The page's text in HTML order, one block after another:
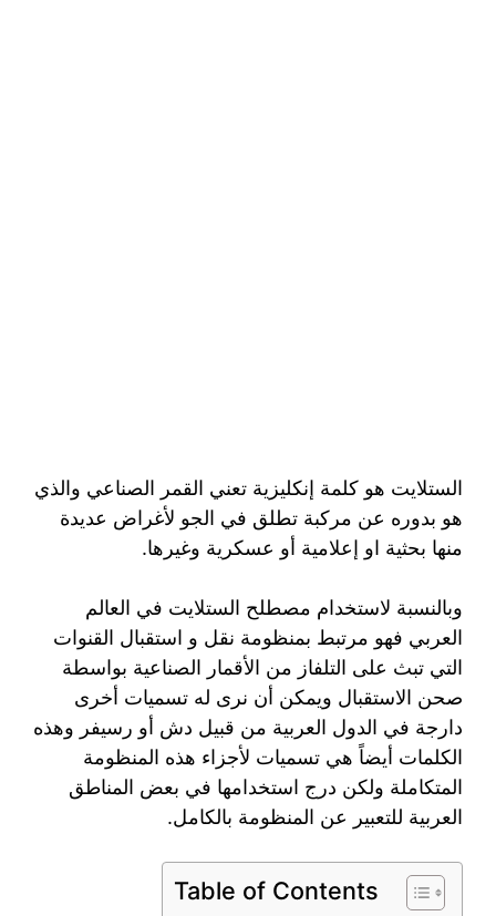
الستلايت هو كلمة إنكليزية تعني القمر الصناعي والذي
هو بدوره عن مركبة تطلق في الجو لأغراض عديدة
منها بحثية او إعلامية أو عسكرية وغيرها.
وبالنسبة لاستخدام مصطلح الستلايت في العالم
العربي فهو مرتبط بمنظومة نقل و استقبال القنوات
التي تبث على التلفاز من الأقمار الصناعية بواسطة
صحن الاستقبال ويمكن أن نرى له تسميات أخرى
دارجة في الدول العربية من قبيل دش أو رسيفر وهذه
الكلمات أيضاً هي تسميات لأجزاء هذه المنظومة
المتكاملة ولكن درج استخدامها في بعض المناطق
العربية للتعبير عن المنظومة بالكامل.
Table of Contents